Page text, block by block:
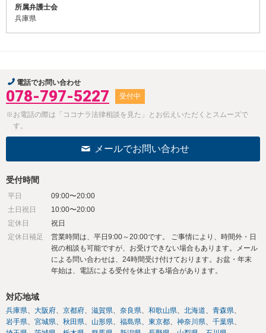
所属弁護士会
兵庫県
電話でお問い合わせ
078-797-5227 受付中
※お電話の際は「ココナラ法律相談を見た」とお伝えいただくとスムーズで
す。
メールでお問い合わせ
受付時間
平日
09:00〜20:00
土日祝日
10:00〜20:00
定休日
祝日
定休日補足
営業時間は、平日9:00～20:00です。 ご事情により、時間外・日
祝の相談も可能ですが、お受けできない場合もあります。メール
による問い合わせは、24時間受け付けております。お盆・年末
年始は、電話による受付を休止する場合があります。
対応地域
兵庫県 大阪府 京都府 滋賀県 奈良県 和歌山県 北海道
青森県
岩手県
宮城県 秋田県 山形県 福島県 東京都 神奈川県
千葉県